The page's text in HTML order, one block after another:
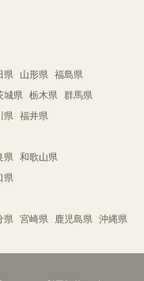
県 山形県 福島県
城県 栃木県 群馬県
県 福井県
県 和歌山県
県
県 宮崎県 鹿児島県 沖縄県